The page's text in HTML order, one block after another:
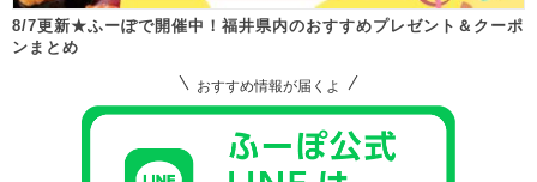
8/7更新★ふーぽで開催中！福井県内のおすすめプレゼント＆クーポ
ンまとめ
おすすめ情報が届くよ